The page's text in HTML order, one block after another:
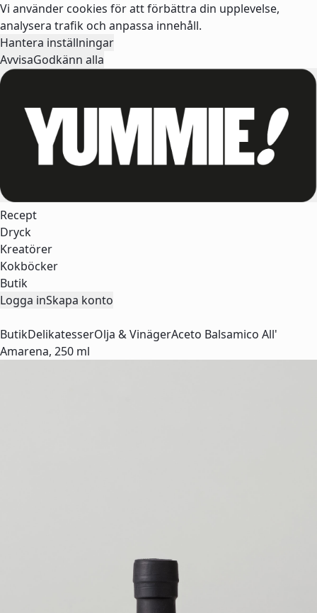
Vi använder cookies för att förbättra din upplevelse,
analysera trafik och anpassa innehåll.
Hantera inställningar
AvvisaGodkänn alla
Recept
Dryck
Kreatörer
Kokböcker
Butik
Logga inSkapa konto
ButikDelikatesserOlja & VinägerAceto Balsamico All'
Amarena, 250 ml